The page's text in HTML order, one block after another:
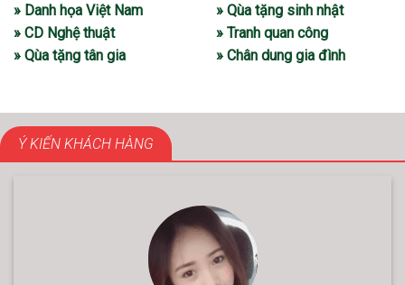
» Danh họa Việt Nam
» CD Nghệ thuật
» Qùa tặng tân gia
» Qùa tặng sinh nhật
» Tranh quan công
» Chân dung gia đình
Ý KIẾN KHÁCH HÀNG